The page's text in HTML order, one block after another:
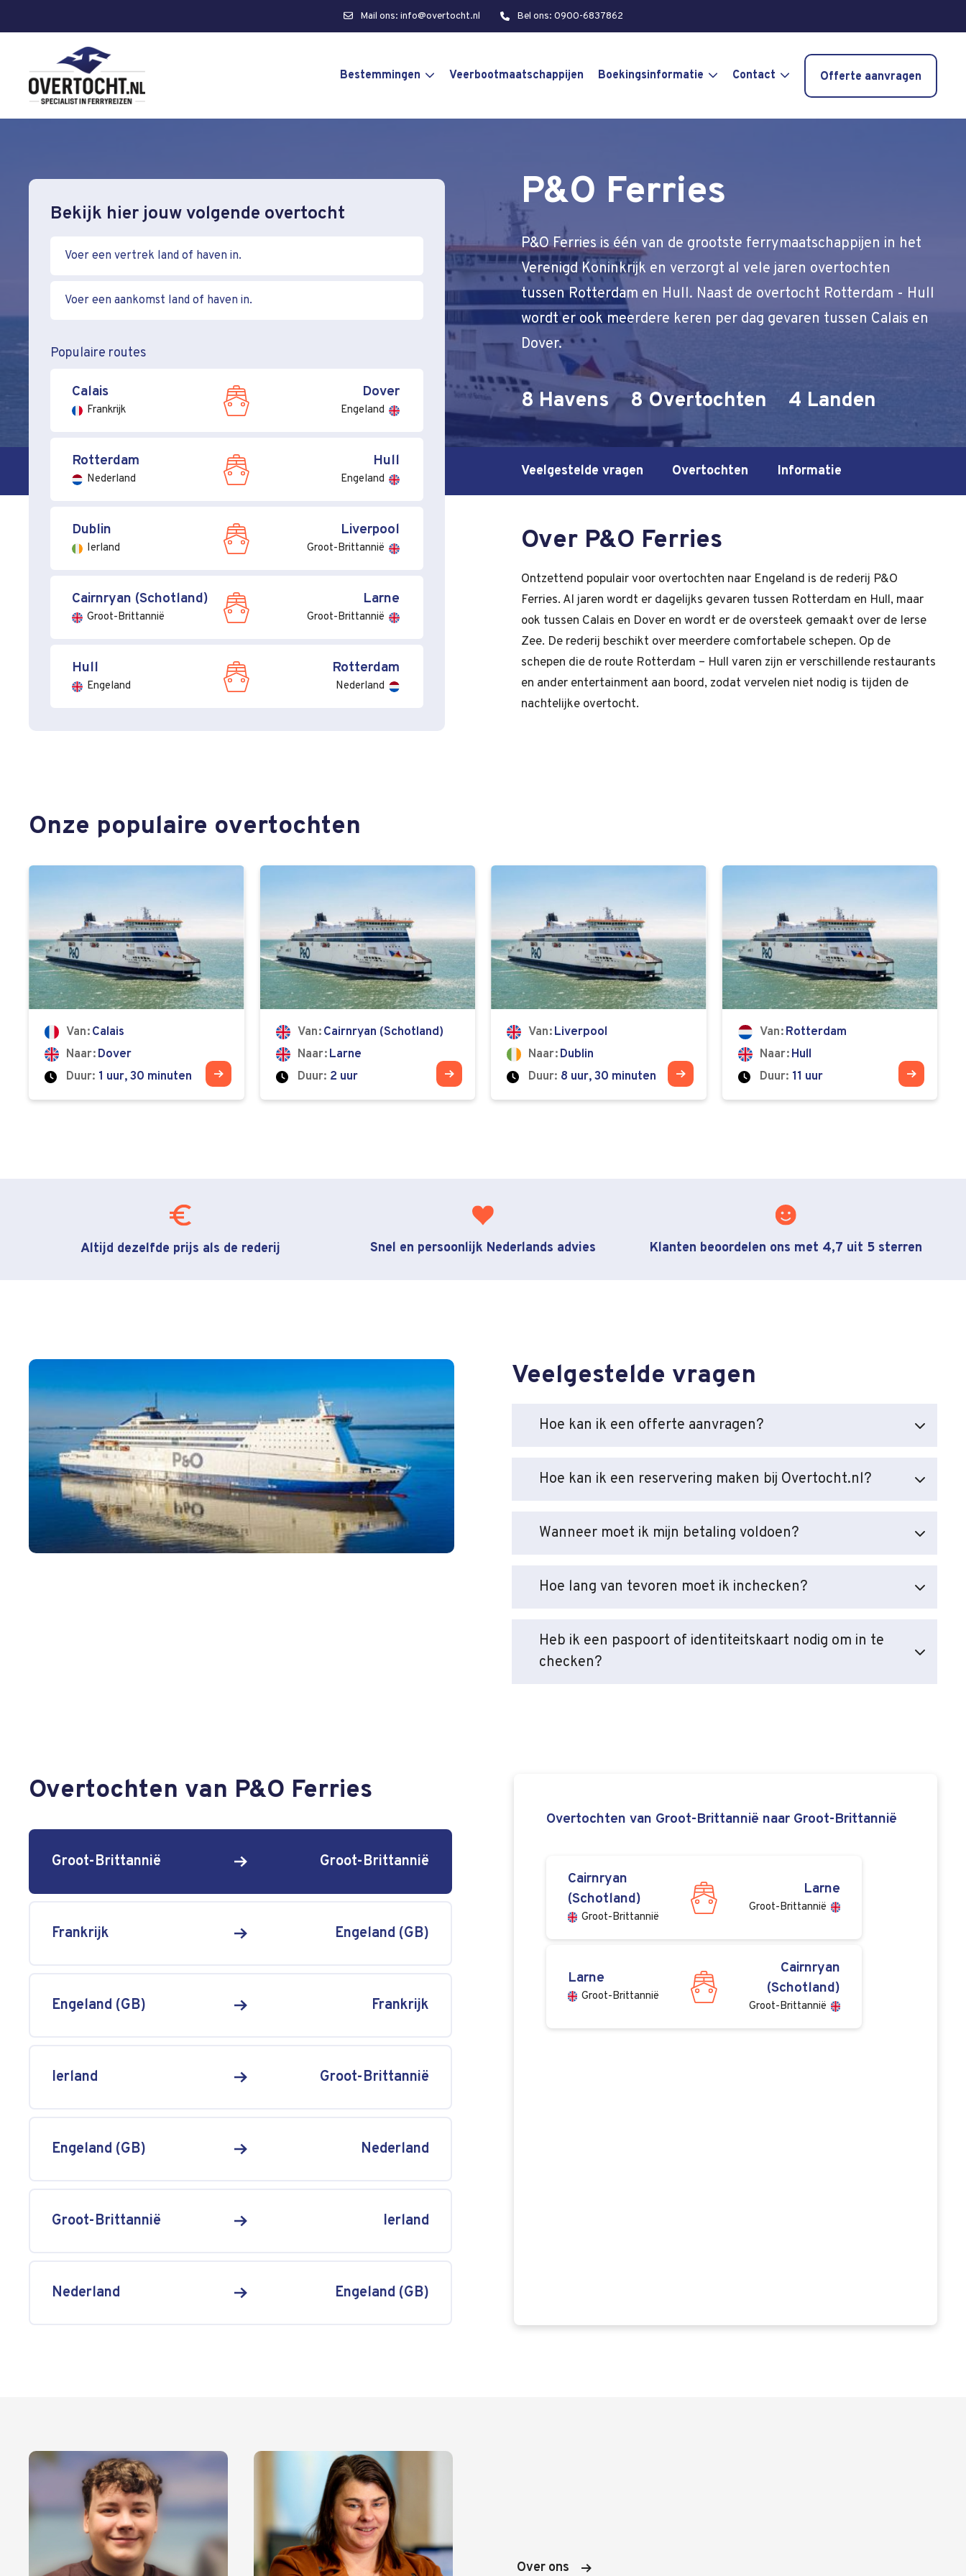
Mail ons: info@overtocht.nl Bel ons: 0900-6837862
Bestemmingen Veerbootmaatschappijen Boekingsinformatie Contact Offerte aanvragen
P&O Ferries
P&O Ferries is één van de grootste ferrymaatschappijen in het
Verenigd Koninkrijk en verzorgt al vele jaren overtochten
tussen Rotterdam en Hull. Naast de overtocht Rotterdam - Hull
wordt er ook meerdere keren per dag gevaren tussen Calais en
Dover.
8 Havens 8 Overtochten 4 Landen
Veelgestelde vragen Overtochten Informatie
Bekijk hier jouw volgende overtocht
Populaire routes
Calais
Frankrijk
Dover
Engeland
Rotterdam
Nederland
Hull
Engeland
Dublin
Ierland
Liverpool
Groot-Brittannië
Cairnryan (Schotland)
Groot-Brittannië
Larne
Groot-Brittannië
Hull
Engeland
Rotterdam
Nederland
Over P&O Ferries
Ontzettend populair voor overtochten naar Engeland is de rederij P&O
Ferries. Al jaren wordt er dagelijks gevaren tussen Rotterdam en Hull, maar
ook tussen Calais en Dover en wordt er de oversteek gemaakt over de Ierse
Zee. De rederij beschikt over meerdere comfortabele schepen. Op de
schepen die de route Rotterdam – Hull varen zijn er verschillende restaurants
en ander entertainment aan boord, zodat vervelen niet nodig is tijden de
nachtelijke overtocht.
Onze populaire overtochten
Van Calais
Naar
Dover
Duur: 1 uur, 30 minuten
Van Cairnryan (Schotland)
Naar
Larne
Duur: 2 uur
Van
Liverpool
Naar
Dublin
Duur: 8 uur, 30 minuten
Van
Rotterdam
Naar
Hull
Duur: 11 uur
Altijd dezelfde prijs als de rederij Snel en persoonlijk Nederlands advies Klanten beoordelen ons met 4,7 uit 5 sterren
Veelgestelde vragen
Hoe kan ik een offerte aanvragen?
Hoe kan ik een reservering maken bij Overtocht.nl?
Wanneer moet ik mijn betaling voldoen?
Hoe lang van tevoren moet ik inchecken?
Heb ik een paspoort of identiteitskaart nodig om in te
checken?
Overtochten van P&O Ferries
Groot-Brittannië Groot-Brittannië
Frankrijk Engeland (GB)
Engeland (GB) Frankrijk
Ierland Groot-Brittannië
Engeland (GB) Nederland
Groot-Brittannië Ierland
Nederland Engeland (GB)
Overtochten van Groot-Brittannië naar Groot-Brittannië
Cairnryan
(Schotland)
Groot-Brittannië
Larne
Groot-Brittannië
Larne
Groot-Brittannië
Cairnryan
(Schotland)
Groot-Brittannië
Over ons